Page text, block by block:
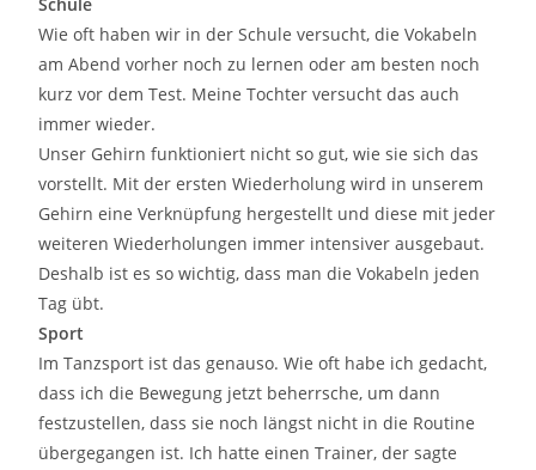
Schule
Wie oft haben wir in der Schule versucht, die Vokabeln
am Abend vorher noch zu lernen oder am besten noch
kurz vor dem Test. Meine Tochter versucht das auch
immer wieder.
Unser Gehirn funktioniert nicht so gut, wie sie sich das
vorstellt. Mit der ersten Wiederholung wird in unserem
Gehirn eine Verknüpfung hergestellt und diese mit jeder
weiteren Wiederholungen immer intensiver ausgebaut.
Deshalb ist es so wichtig, dass man die Vokabeln jeden
Tag übt.
Sport
Im Tanzsport ist das genauso. Wie oft habe ich gedacht,
dass ich die Bewegung jetzt beherrsche, um dann
festzustellen, dass sie noch längst nicht in die Routine
übergegangen ist. Ich hatte einen Trainer, der sagte